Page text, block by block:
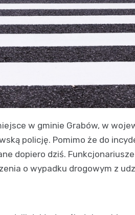
w gminie Grabów, w
policję. Pomimo że do
dopiero dziś.
o wypadku drogowym z